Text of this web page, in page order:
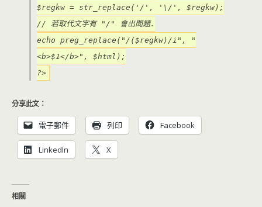
$regkw = str_replace('/', '\/', $regkw);
// 若取代文字有 "/" 會出問題.
echo preg_replace("/($regkw)/i", "
<b>$1</b>", $html);
?>
分享此文：
電子郵件 列印 Facebook
LinkedIn X
相關